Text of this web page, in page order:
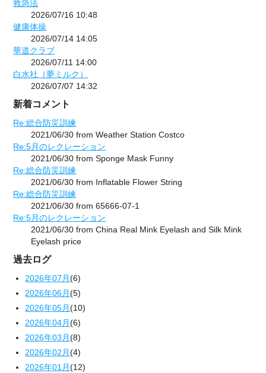
救急法
2026/07/16 10:48
健康体操
2026/07/14 14:05
華道クラブ
2026/07/11 14:00
白水社（夢ミルク）
2026/07/07 14:32
新着コメント
Re:総合防災訓練
2021/06/30 from Weather Station Costco
Re:5月のレクレーション
2021/06/30 from Sponge Mask Funny
Re:総合防災訓練
2021/06/30 from Inflatable Flower String
Re:総合防災訓練
2021/06/30 from 65666-07-1
Re:5月のレクレーション
2021/06/30 from China Real Mink Eyelash and Silk Mink
Eyelash price
過去ログ
2026年07月(6)
2026年06月(5)
2026年05月(10)
2026年04月(6)
2026年03月(8)
2026年02月(4)
2026年01月(12)